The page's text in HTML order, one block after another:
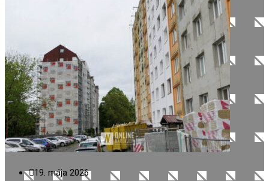
19. mája 2026